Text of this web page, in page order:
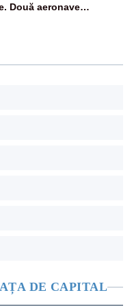
DE CAPITAL
Două aeronave
au fost ridicate de la